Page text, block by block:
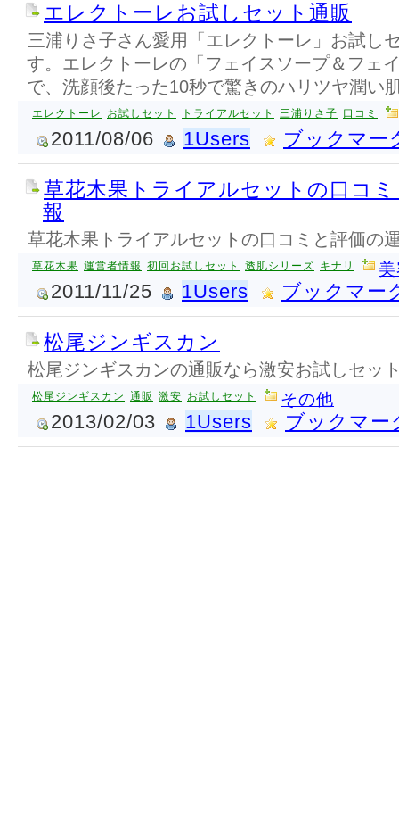
エレクトーレお試しセット通販
三浦りさ子さん愛用「エレクトーレ」お試し
す。エレクトーレの「フェイスソープ＆フェ
で、洗顔後たった10秒で驚きのハリツヤ潤い
エレクトーレ お試しセット トライアルセット 三浦りさ子 口コミ
2011/08/06 1Users ブックマー
草花木果トライアルセットの口コ
報
草花木果トライアルセットの口コミと評価の
草花木果 運営者情報 初回お試しセット 透肌シリーズ キナリ
2011/11/25 1Users ブックマー
松尾ジンギスカン
松尾ジンギスカンの通販なら激安お試しセッ
松尾ジンギスカン 通販 激安 お試しセット その他
2013/02/03 1Users ブックマー